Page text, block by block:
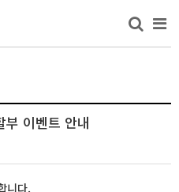
이벤트 안내
니다.